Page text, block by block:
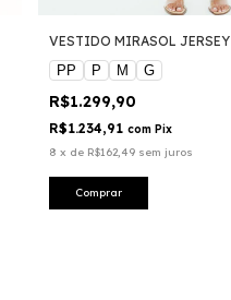
VESTIDO MIRASOL JERSEY
PP
P M G
R$1.299,90
R$1.234,91 com Pix
8 x de R$162,49 sem juros
Comprar